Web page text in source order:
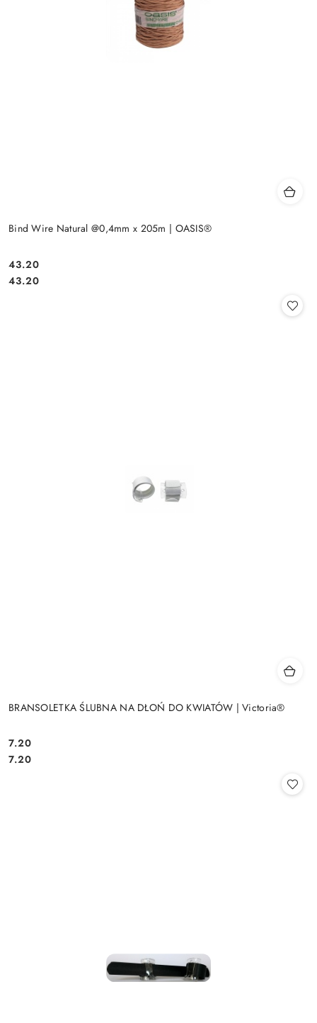
Bind Wire Natural @0,4mm x 205m | OASIS®
Cena:
43.20
Cena:
43.20
BRANSOLETKA ŚLUBNA NA DŁOŃ DO KWIATÓW | Victoria®
Cena:
7.20
Cena:
7.20